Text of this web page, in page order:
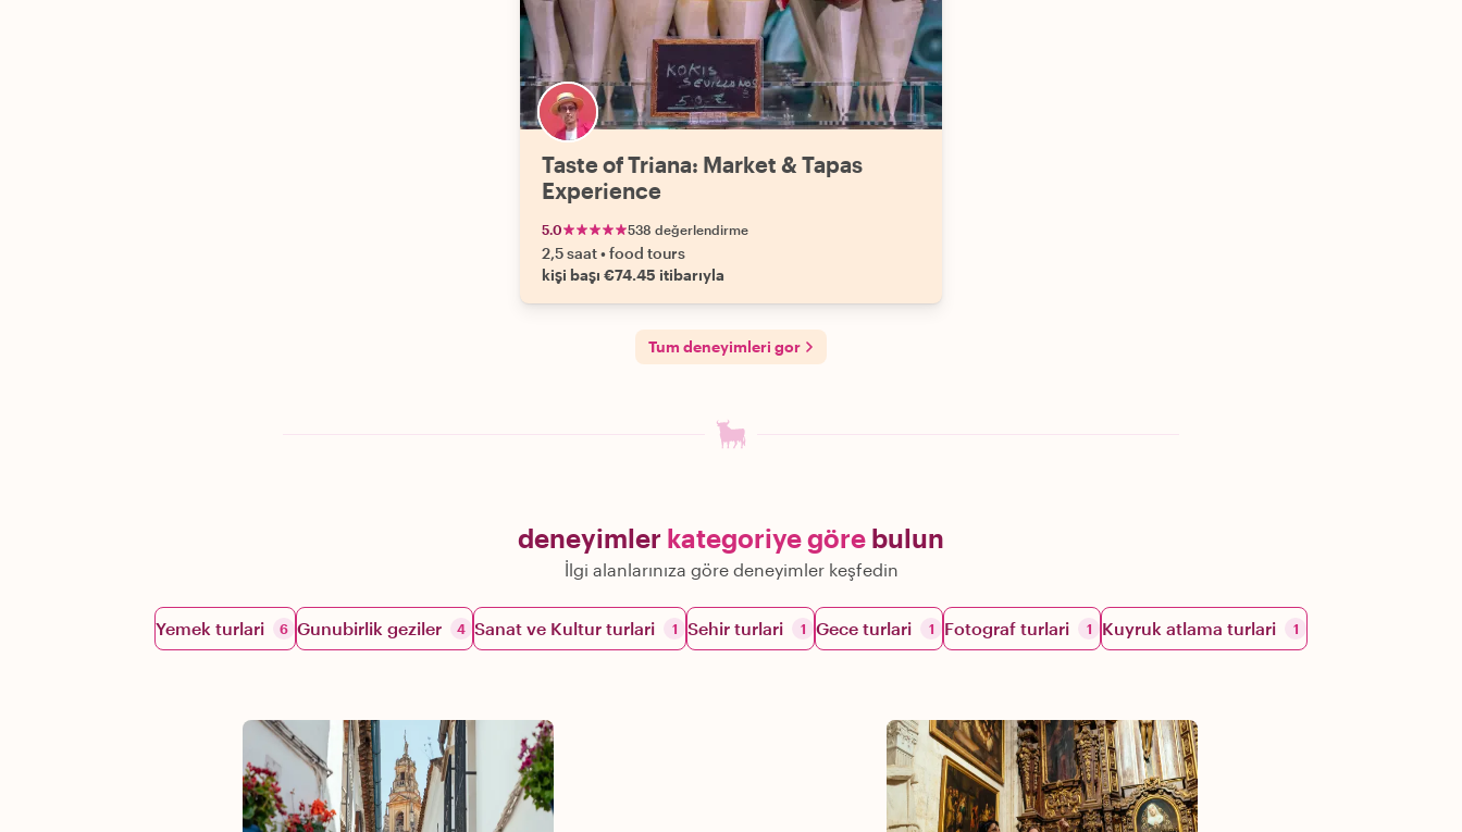
Taste of Triana: Market & Tapas
Experience
5.0 538 değerlendirme
2,5 saat•food tours
kişi başı €74.45 itibarıyla
Tum deneyimleri gor
deneyimler kategoriye göre bulun
İlgi alanlarınıza göre deneyimler keşfedin
Yemek turlari 6 Gunubirlik geziler 4 Sanat ve Kultur turlari 1 Sehir turlari 1 Gece turlari 1 Fotograf turlari 1 Kuyruk atlama turlari 1